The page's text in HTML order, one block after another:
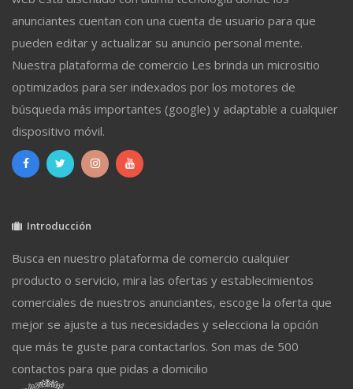
anunciantes cuentan con una cuenta de usuario para que
pueden editar y actualizar su anuncio personal mente.
Nuestra plataforma de comercio Les brinda un micrositio
optimizados para ser indexados por los motores de
búsqueda más importantes (google) y adaptable a cualquier
dispositivo móvil.
Introducción
Busca en nuestro plataforma de comercio cualquier
producto o servicio, mira las ofertas y establecimientos
comerciales de nuestros anunciantes, escoge la oferta que
mejor se ajuste a tus necesidades y selecciona la opción
que más te guste para contactarlos. Son mas de 500
contactos para que pidas a domicilio